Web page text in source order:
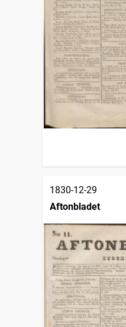
1830-12-29
Aftonbladet